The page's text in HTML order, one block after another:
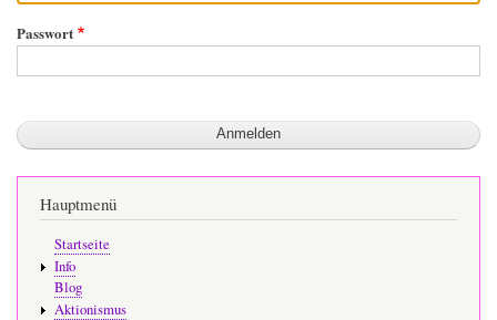
Passwort
Hauptmenü
Startseite
Info
Blog
Aktionismus